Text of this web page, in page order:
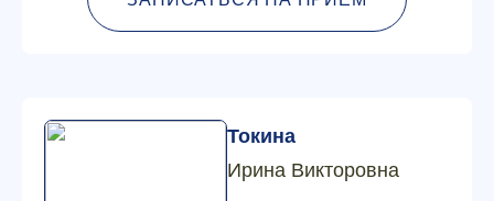
Токина
Ирина Викторовна